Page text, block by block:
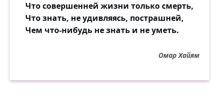
Что совершенней жизни только смерть,
Что знать, не удивляясь, пострашней,
Чем что-нибудь не знать и не уметь.
Омар Хайям